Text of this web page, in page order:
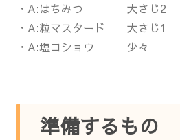
・A:はちみつ 大さじ2
・A:粒マスタード 大さじ1
・A:塩コショウ 少々
準備するもの